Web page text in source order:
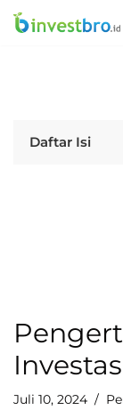
Daftar Isi
Juli 10, 2024